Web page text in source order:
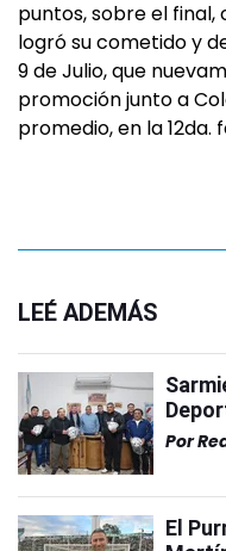
puntos, sobre el final,
logró su cometido y
9 de Julio, que
promoción junto a
promedio, en la 12da.
LEÉ ADEMÁS
Por
El